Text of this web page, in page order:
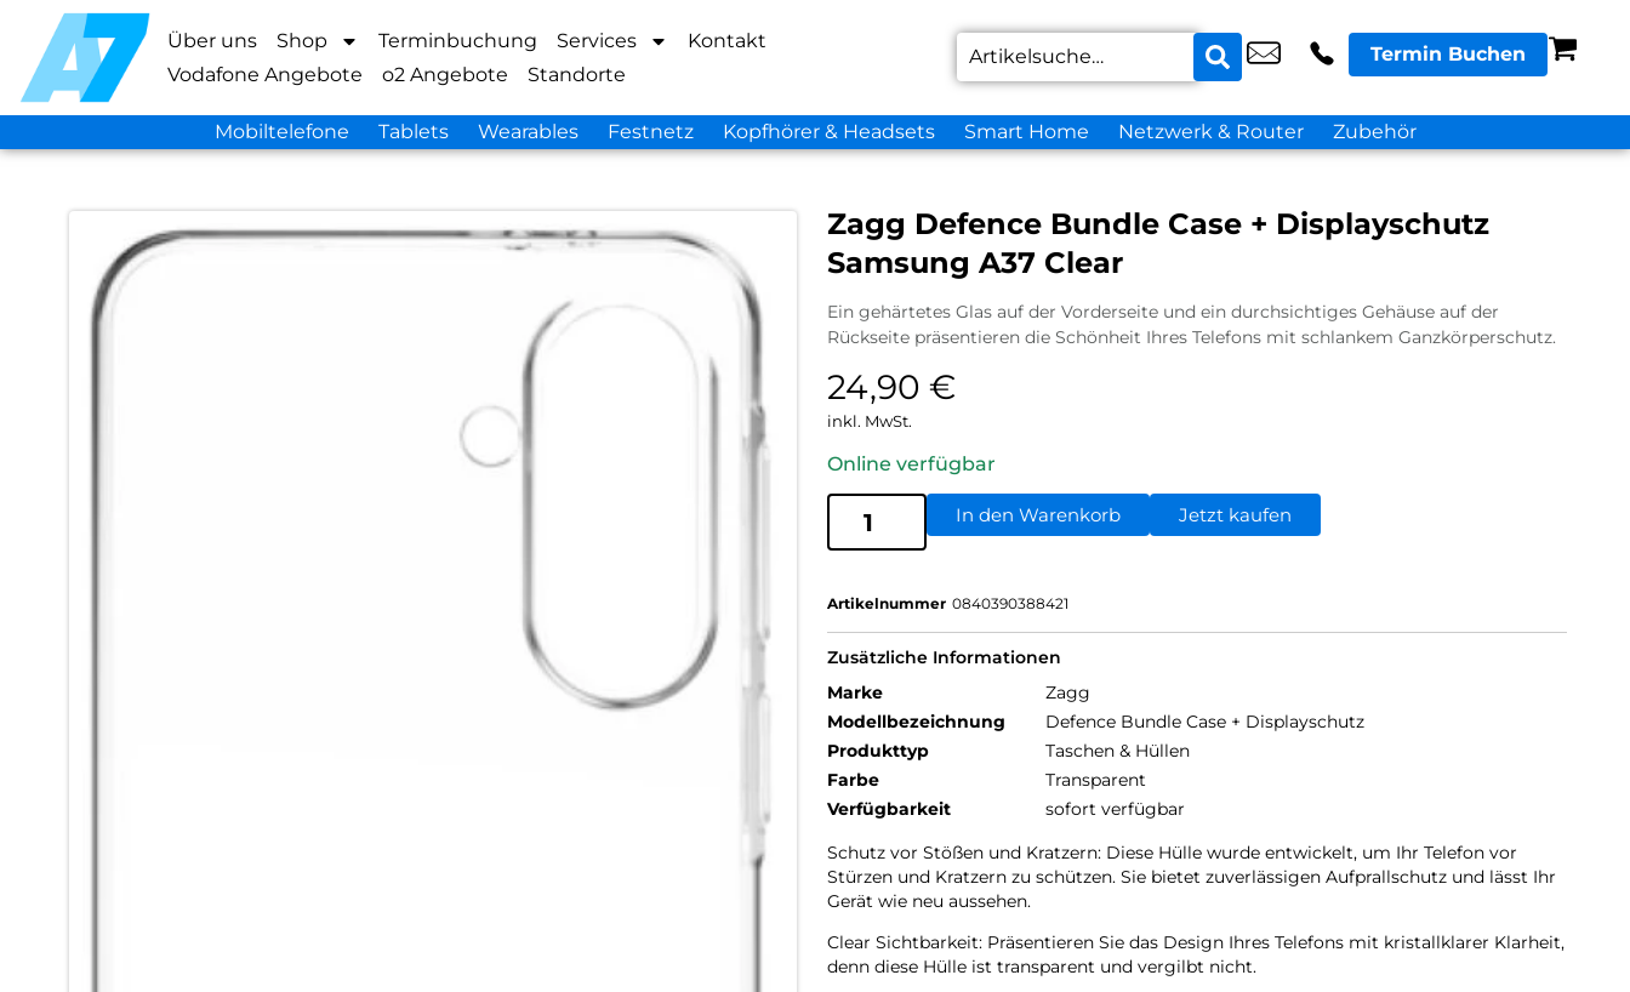
Über uns Shop Terminbuchung Services
Kontakt
Vodafone Angebote
o2 Angebote Standorte
Termin Buchen
Mobiltelefone Tablets Wearables Festnetz Kopfhörer & Headsets Smart Home Netzwerk & Router Zubehör
Zagg Defence Bundle Case + Displayschutz
Samsung A37 Clear
Ein gehärtetes Glas auf der Vorderseite und ein durchsichtiges Gehäuse auf der
Rückseite präsentieren die Schönheit Ihres Telefons mit schlankem Ganzkörperschutz.
24,90 €
inkl. MwSt.
Online verfügbar
In den Warenkorb Jetzt kaufen
Artikelnummer 0840390388421
Zusätzliche Informationen
Marke
Zagg
Modellbezeichnung
Defence Bundle Case + Displayschutz
Produkttyp
Taschen & Hüllen
Farbe
Transparent
Verfügbarkeit
sofort verfügbar
Schutz vor Stößen und Kratzern: Diese Hülle wurde entwickelt, um Ihr Telefon vor
Stürzen und Kratzern zu schützen. Sie bietet zuverlässigen Aufprallschutz und lässt Ihr
Gerät wie neu aussehen.
Clear Sichtbarkeit: Präsentieren Sie das Design Ihres Telefons mit kristallklarer Klarheit,
denn diese Hülle ist transparent und vergilbt nicht.